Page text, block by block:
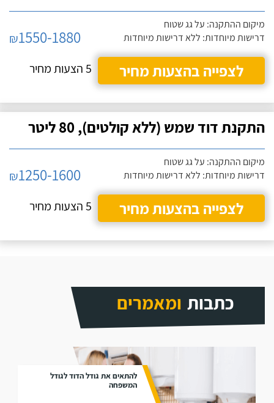
מיקום ההתקנה: על גג שטוח
דרישות מיוחדות: ללא דרישות מיוחדות
₪1550-1880
לצפייה בהצעות מחיר
5 הצעות מחיר
התקנת דוד שמש (ללא קולטים), 80 ליטר
מיקום ההתקנה: על גג שטוח
דרישות מיוחדות: ללא דרישות מיוחדות
₪1250-1600
לצפייה בהצעות מחיר
5 הצעות מחיר
כתבות ומאמרים
להתאים את גודל הדוד לגודל
המשפחה